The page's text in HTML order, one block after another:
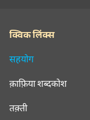
क्विक लिंक्स
सहयोग
क़ाफ़िया शब्दकोश
तक़्ती